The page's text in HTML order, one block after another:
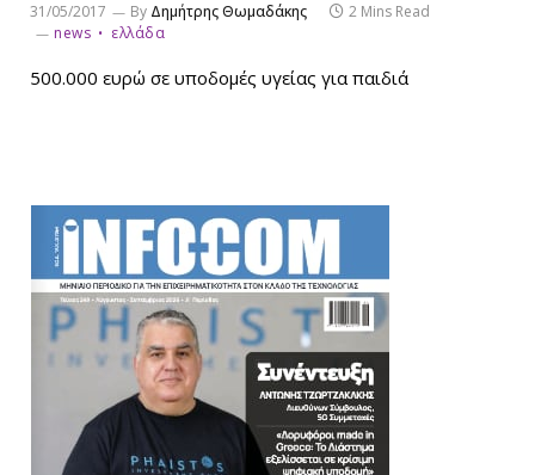
31/05/2017 By Δημήτρης Θωμαδάκης
2 Mins Read
news
ελλάδα
500.000 ευρώ σε υποδομές υγείας για παιδιά